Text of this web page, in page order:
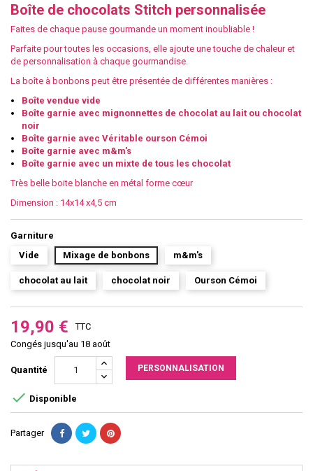
Boîte de chocolats Stitch personnalisée
Faites de chaque pause gourmande un moment inoubliable !
Parfaite pour toutes les occasions, elle ajoute une touche de chaleur et
de personnalisation à chaque gourmandise.
La boîte à bonbons peut être présentée de différentes manières :
Boîte vendue vide
Boîte garnie avec mignonnettes de chocolat au lait ou chocolat
noir
Boîte garnie avec Véritable ourson Cémoi
Boîte garnie avec m&m's
Boîte garnie avec un mixte de tous les chocolat
Très belle boite blanche en métal forme cœur
Dimension : 14x14 x4,5 cm
Garniture
Vide
Mixage de bonbons m&m's
chocolat au lait chocolat noir Ourson Cémoi
19,90 €
TTC
Congés jusqu'au 18 août
Quantité PERSONNALISATION
 Disponible
Partager